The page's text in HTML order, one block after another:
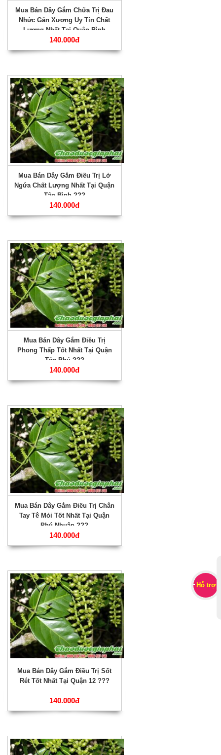
Mua Bán Dây Gắm Chữa Trị Đau
Nhức Gân Xương Uy Tín Chất
Lượng Nhất Tại Quận Bình
Thạnh ???
140.000đ
Mua Bán Dây Gắm Điều Trị Lở
Ngứa Chất Lượng Nhất Tại Quận
Tân Bình ???
140.000đ
Mua Bán Dây Gắm Điều Trị
Phong Thấp Tốt Nhất Tại Quận
Tân Phú ???
140.000đ
Mua Bán Dây Gắm Điều Trị Chân
Tay Tê Mỏi Tốt Nhất Tại Quận
Phú Nhuận ???
140.000đ
Mua Bán Dây Gắm Điều Trị Sốt
Rét Tốt Nhất Tại Quận 12 ???
140.000đ
Hỗ trợ